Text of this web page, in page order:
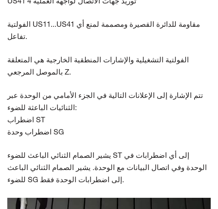
US41 توريد جهات الاتصال لواجهة العملية 4
الفولتية US11...US41 مقاومة للدائرة القصيرة ومصممة لمنع أي
تفاعل.
الفولتية التشغيلية والإشارات المنطقية الخارجية هي
المتعلقة
بالموصل المرجعي Z.
تتم الإشارة إلى الإعلانات التالية في الجزء الأمامي من
الوحدة عبر
الثنائيات الباعثة للضوء:
اضطراب ST
اضطراب وحدة SG
يشير الصمام الثنائي الباعث للضوء ST إلى أي اضطرابات في
الوحدة وفي اتصال البيانات مع الوحدة. يشير الصمام الثنائي الباعث
للضوء SG إلى اضطرابات الوحدة فقط.